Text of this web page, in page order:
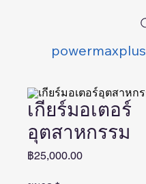
powermaxplus
เกียร์มอเตอร์
อุตสาหกรรม
฿25,000.00ราคา